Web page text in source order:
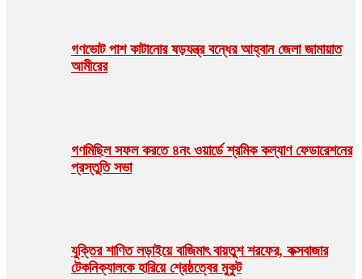
গণভোট পাশ কাটানোর ষড়যন্ত্র বন্ধের আহ্বান জেলা জামায়াত
আমীরের
গণমিছিল সফল করতে ৪নং ওয়ার্ডে শ্রমিক কল্যাণ ফেডারেশনের
প্রস্তুতি সভা
যুক্তির শাণিত লড়াইয়ে বাজিমাৎ বায়তুশ শরফের, কক্সবাজার
টেকনিক্যালকে হারিয়ে শ্রেষ্ঠত্বের মুকুট